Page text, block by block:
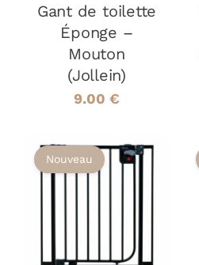
Gant de toilette
Éponge –
Mouton
(Jollein)
9.00 €
Nouveau